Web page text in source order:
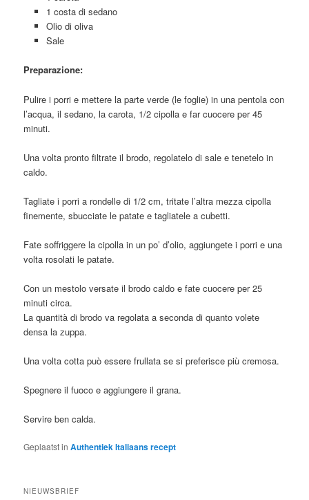
1 costa di sedano
Olio di oliva
Sale
Preparazione:
Pulire i porri e mettere la parte verde (le foglie) in una pentola con
l’acqua, il sedano, la carota, 1/2 cipolla e far cuocere per 45
minuti.
Una volta pronto filtrate il brodo, regolatelo di sale e tenetelo in
caldo.
Tagliate i porri a rondelle di 1/2 cm, tritate l’altra mezza cipolla
finemente, sbucciate le patate e tagliatele a cubetti.
Fate soffriggere la cipolla in un po’ d’olio, aggiungete i porri e una
volta rosolati le patate.
Con un mestolo versate il brodo caldo e fate cuocere per 25
minuti circa.
La quantità di brodo va regolata a seconda di quanto volete
densa la zuppa.
Una volta cotta può essere frullata se si preferisce più cremosa.
Spegnere il fuoco e aggiungere il grana.
Servire ben calda.
Geplaatst in Authentiek Italiaans recept
NIEUWSBRIEF